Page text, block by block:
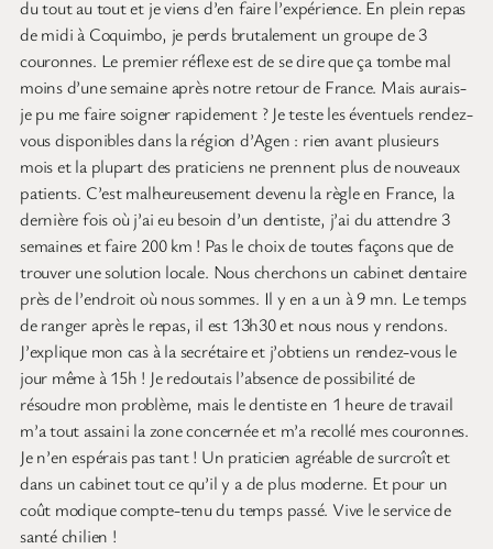
du tout au tout et je viens d’en faire l’expérience. En plein repas
de midi à Coquimbo, je perds brutalement un groupe de 3
couronnes. Le premier réflexe est de se dire que ça tombe mal
moins d’une semaine après notre retour de France. Mais aurais-
je pu me faire soigner rapidement ? Je teste les éventuels rendez-
vous disponibles dans la région d’Agen : rien avant plusieurs
mois et la plupart des praticiens ne prennent plus de nouveaux
patients. C’est malheureusement devenu la règle en France, la
dernière fois où j’ai eu besoin d’un dentiste, j’ai du attendre 3
semaines et faire 200 km ! Pas le choix de toutes façons que de
trouver une solution locale. Nous cherchons un cabinet dentaire
près de l’endroit où nous sommes. Il y en a un à 9 mn. Le temps
de ranger après le repas, il est 13h30 et nous nous y rendons.
J’explique mon cas à la secrétaire et j’obtiens un rendez-vous le
jour même à 15h ! Je redoutais l’absence de possibilité de
résoudre mon problème, mais le dentiste en 1 heure de travail
m’a tout assaini la zone concernée et m’a recollé mes couronnes.
Je n’en espérais pas tant ! Un praticien agréable de surcroît et
dans un cabinet tout ce qu’il y a de plus moderne. Et pour un
coût modique compte-tenu du temps passé. Vive le service de
santé chilien !